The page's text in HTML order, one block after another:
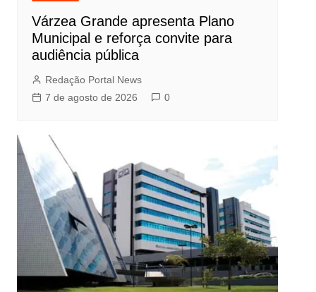
Várzea Grande apresenta Plano
Municipal e reforça convite para
audiência pública
Redação Portal News
7 de agosto de 2026
0